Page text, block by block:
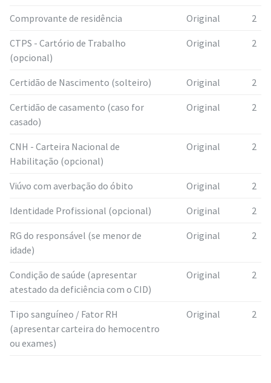
Comprovante de residência Original 2
CTPS - Cartório de Trabalho
(opcional)
Original 2
Certidão de Nascimento (solteiro) Original 2
Certidão de casamento (caso for
casado)
Original 2
CNH - Carteira Nacional de
Habilitação (opcional)
Original 2
Viúvo com averbação do óbito Original 2
Identidade Profissional (opcional) Original 2
RG do responsável (se menor de
idade)
Original 2
Condição de saúde (apresentar
atestado da deficiência com o CID)
Original 2
Tipo sanguíneo / Fator RH
(apresentar carteira do hemocentro
ou exames)
Original 2